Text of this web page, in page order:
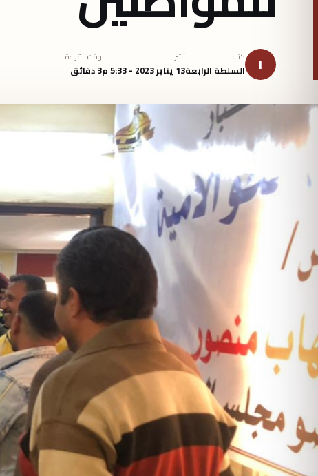
ا كتب
السلطة الرابعة
نُشر
13 يناير 2023 - 5:33 م
وقت القراءة
3 دقائق